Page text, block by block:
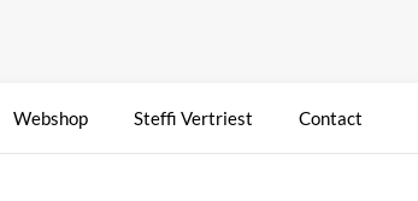
Webshop Steffi Vertriest Contact